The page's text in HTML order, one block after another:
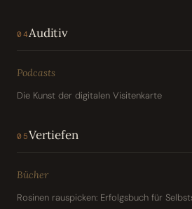
04Auditiv
Podcasts
Die Kunst der digitalen Visitenkarte
05Vertiefen
Bücher
Rosinen rauspicken: Erfolgsbuch für